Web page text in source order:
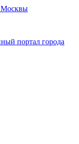
Москвы
портал города